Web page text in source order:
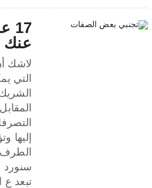
عنك
لاشك
التي
إليها